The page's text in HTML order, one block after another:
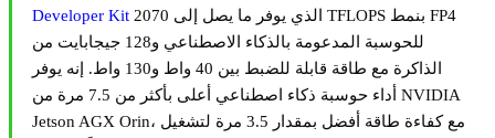
Developer Kit
للحوسبة المدعومة بالذكاء الاصطناعي و128 جيجابايت من
الذاكرة مع طاقة قابلة للضبط بين 40 واط و130 واط. إنه يوفر
أداء حوسبة ذكاء اصطناعي أعلى بأكثر من 7.5 مرة من NVIDIA
Jetson AGX Orin، مع كفاءة طاقة أفضل بمقدار 3.5 مرة لتشغيل